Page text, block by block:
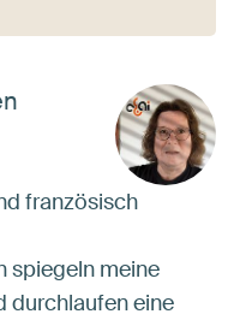
französisch
spiegeln meine
durchlaufen eine